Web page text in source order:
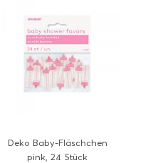
Deko Baby-Fläschchen
pink, 24 Stück